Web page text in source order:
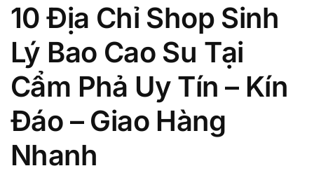
10 Địa Chỉ Shop Sinh
Lý Bao Cao Su Tại
Cẩm Phả Uy Tín – Kín
Đáo – Giao Hàng
Nhanh